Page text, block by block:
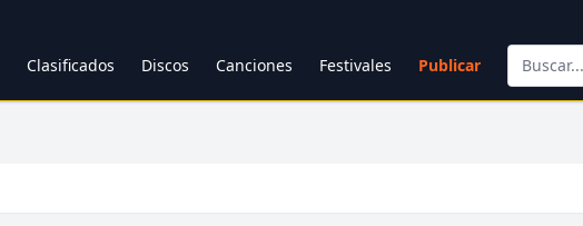
Clasificados Discos Canciones Festivales Publicar